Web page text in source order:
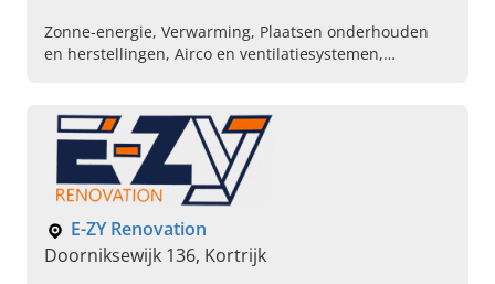
Zonne-energie, Verwarming, Plaatsen onderhouden
en herstellingen, Airco en ventilatiesystemen,
E-ZY Renovation
Doorniksewijk 136, Kortrijk